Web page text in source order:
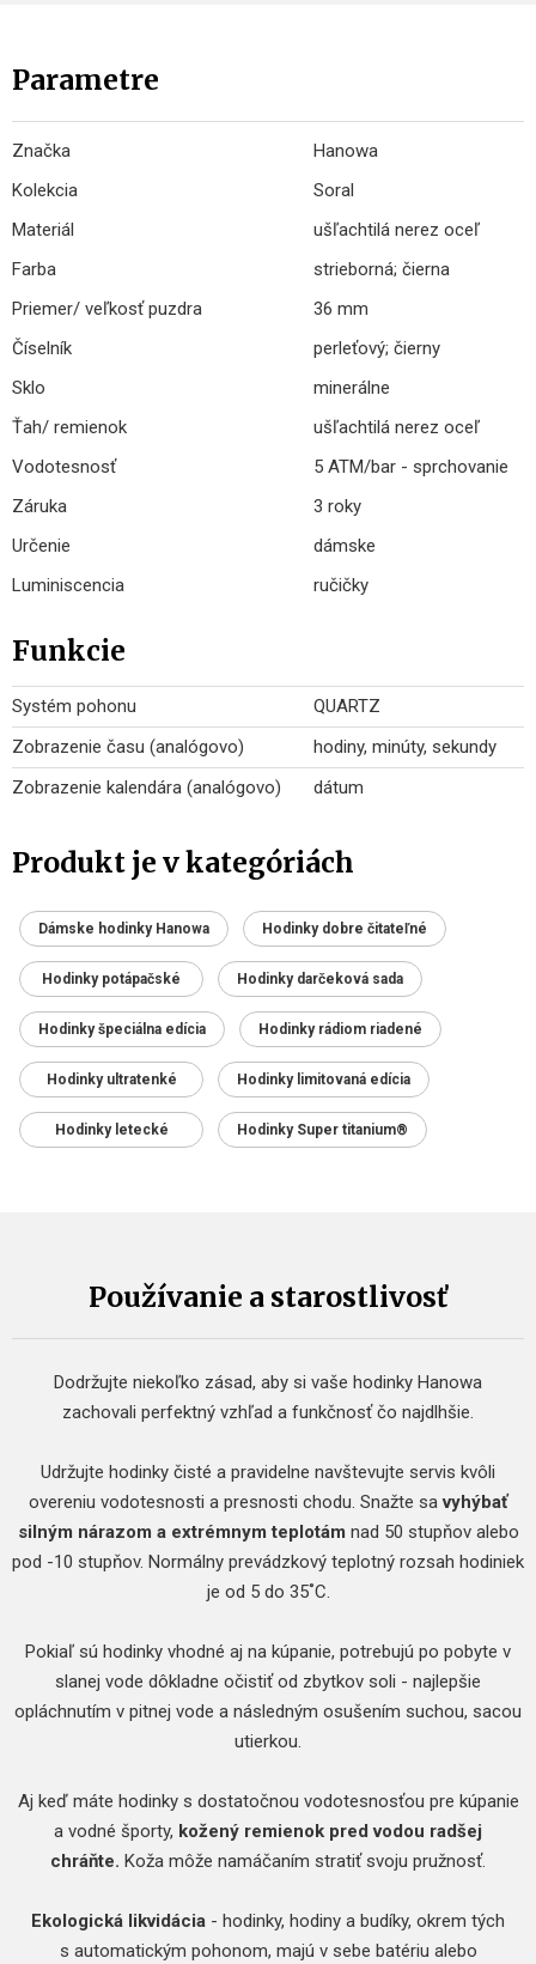
Parametre
Značka
Hanowa
Kolekcia
Soral
Materiál
ušľachtilá nerez oceľ
Farba
strieborná; čierna
Priemer/ veľkosť puzdra
36 mm
Číselník
perleťový; čierny
Sklo
minerálne
Ťah/ remienok
ušľachtilá nerez oceľ
Vodotesnosť
5 ATM/bar - sprchovanie
Záruka
3 roky
Určenie
dámske
Luminiscencia
ručičky
Funkcie
Systém pohonu
QUARTZ
Zobrazenie času (analógovo)
hodiny, minúty, sekundy
Zobrazenie kalendára (analógovo)
dátum
Produkt je v kategóriách
Dámske hodinky Hanowa Hodinky dobre čitateľné
Hodinky potápačské Hodinky darčeková sada
Hodinky špeciálna edícia Hodinky rádiom riadené
Hodinky ultratenké Hodinky limitovaná edícia
Hodinky letecké Hodinky Super titanium®
Používanie a starostlivosť
Dodržujte niekoľko zásad, aby si vaše hodinky Hanowa
zachovali perfektný vzhľad a funkčnosť čo najdlhšie.
Udržujte hodinky čisté a pravidelne navštevujte servis kvôli
overeniu vodotesnosti a presnosti chodu. Snažte savyhýbať
silným nárazom a extrémnym teplotám nad 50 stupňov alebo
pod -10 stupňov. Normálny prevádzkový teplotný rozsah hodiniek
je od 5 do 35˚C.
Pokiaľ sú hodinky vhodné aj na kúpanie, potrebujú po pobyte v
slanej vode dôkladne očistiť od zbytkov soli - najlepšie
opláchnutím v pitnej vode a následným osušením suchou, sacou
utierkou.
Aj keď máte hodinky s dostatočnou vodotesnosťou pre kúpanie
a vodné športy, kožený remienok pred vodou radšej
chráňte. Koža môže namáčaním stratiť svoju pružnosť.
Ekologická likvidácia - hodinky, hodiny a budíky, okrem tých
s automatickým pohonom, majú v sebe batériu alebo